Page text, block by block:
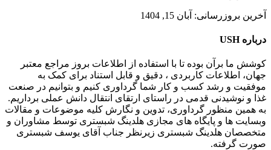
آخرین بروزرسانی: آبان 15, 1404
درباره USH
کوشش ما برآن بوده تا با استفاده از اطلاعات بروز مراجع معتبر
جهان، اطلاعات کاربردی ، دقیق و قابل استناد برای کمک به
موفقیت و رشد کسب و کار شما گرداوری کنیم و بتوانیم در صنعت
غذا و نوشیدنی قدمی در راستای ارتقای انتقال دانش عملی برداریم.
به همین منظور گرداوری، تدوین و نگارش کلیه موضوعات و مقالات
وبسایت ها و پایگاه های مجازی هلدینگ شبستری توسط مشاوران و
متخصصان هلدینگ شبستری زیرنظر جناب آقای یوسف شبستری
صورت گرفته.